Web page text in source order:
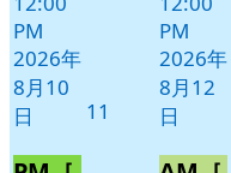
PM
2026年
8月10
日
11
PM
2026年
8月12
日